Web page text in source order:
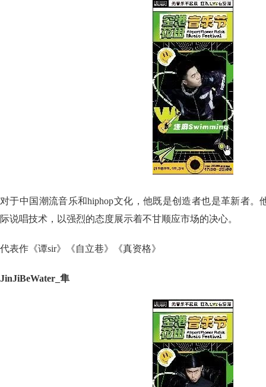
对于中国潮流音乐和hiphop文化，他既是创造者也是革新者。
际说唱技术，以强烈的态度展示着不甘顺应市场的决心。
代表作《谭sir》《自立巷》《真资格》
JinJiBeWater_隼